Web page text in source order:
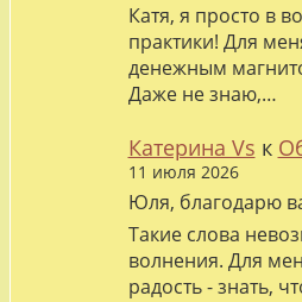
Катя, я просто в
практики! Для
денежным
Даже не знаю,…
Катерина Vs к
11 июля 2026
Юля, благодарю
Такие слова
волнения. Для
радость - знать,